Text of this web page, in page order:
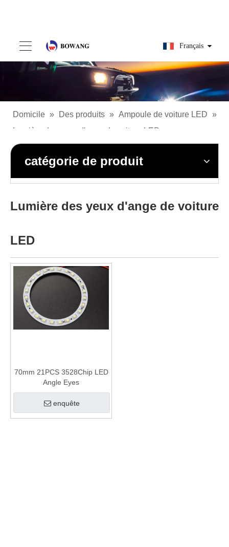
Français
Domicile » Des produits » Ampoule de voiture LED »
Lumière des yeux d'ange de voiture LED
catégorie de produit
Lumière des yeux d'ange de voiture
LED
70mm 21PCS 3528Chip LED
Angle Eyes
enquête